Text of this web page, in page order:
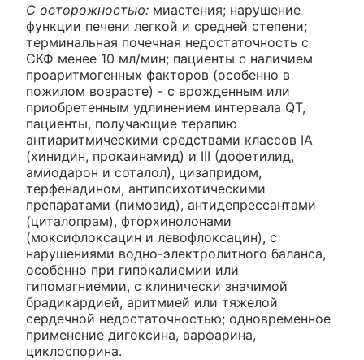
С осторожностью: миастения; нарушение
функции печени легкой и средней степени;
терминальная почечная недостаточность с
СКФ менее 10 мл/мин; пациенты с наличием
проаритмогенных факторов (особенно в
пожилом возрасте) - с врожденным или
приобретенным удлинением интервала QT,
пациенты, получающие терапию
антиаритмическими средствами классов IA
(хинидин, прокаинамид) и III (дофетилид,
амиодарон и соталол), цизапридом,
терфенадином, антипсихотическими
препаратами (пимозид), антидепрессантами
(циталопрам), фторхинолонами
(моксифлоксацин и левофлоксацин), с
нарушениями водно-электролитного баланса,
особенно при гипокалиемии или
гипомагниемии, с клинически значимой
брадикардией, аритмией или тяжелой
сердечной недостаточностью; одновременное
применение дигоксина, варфарина,
циклоспорина.